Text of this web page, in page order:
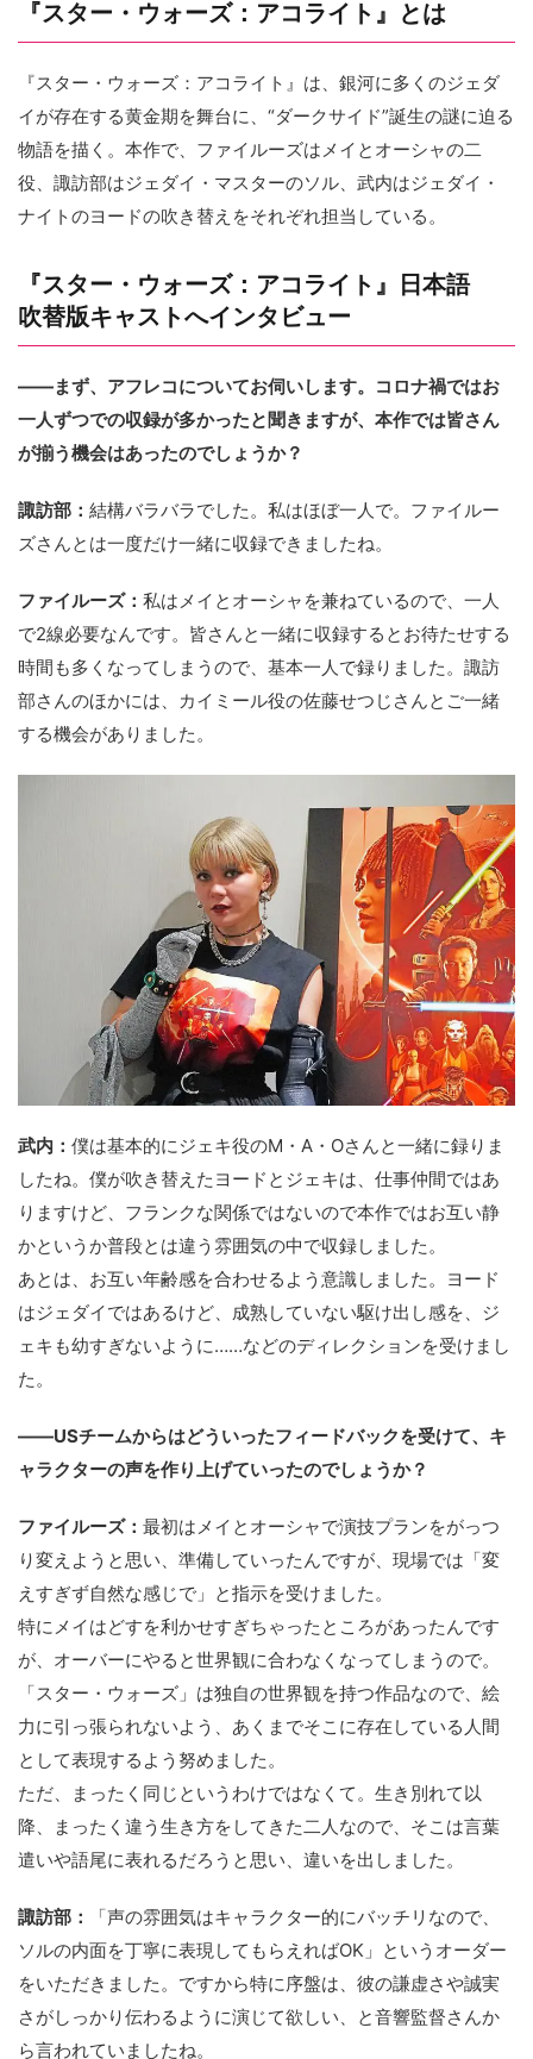
『スター・ウォーズ：アコライト』とは
『スター・ウォーズ：アコライト』は、銀河に多くのジェダ
イが存在する黄金期を舞台に、“ダークサイド”誕生の謎に迫る
物語を描く。本作で、ファイルーズはメイとオーシャの二
役、諏訪部はジェダイ・マスターのソル、武内はジェダイ・
ナイトのヨードの吹き替えをそれぞれ担当している。
『スター・ウォーズ：アコライト』日本語
吹替版キャストへインタビュー
――まず、アフレコについてお伺いします。コロナ禍ではお
一人ずつでの収録が多かったと聞きますが、本作では皆さん
が揃う機会はあったのでしょうか？
諏訪部： 結構バラバラでした。私はほぼ一人で。ファイルー
ズさんとは一度だけ一緒に収録できましたね。
ファイルーズ： 私はメイとオーシャを兼ねているので、一人
で2線必要なんです。皆さんと一緒に収録するとお待たせする
時間も多くなってしまうので、基本一人で録りました。諏訪
部さんのほかには、カイミール役の佐藤せつじさんとご一緒
する機会がありました。
武内： 僕は基本的にジェキ役のM・A・Oさんと一緒に録りま
したね。僕が吹き替えたヨードとジェキは、仕事仲間ではあ
りますけど、フランクな関係ではないので本作ではお互い静
かというか普段とは違う雰囲気の中で収録しました。
あとは、お互い年齢感を合わせるよう意識しました。ヨード
はジェダイではあるけど、成熟していない駆け出し感を、ジ
ェキも幼すぎないように……などのディレクションを受けまし
た。
――USチームからはどういったフィードバックを受けて、キ
ャラクターの声を作り上げていったのでしょうか？
ファイルーズ： 最初はメイとオーシャで演技プランをがっつ
り変えようと思い、準備していったんですが、現場では「変
えすぎず自然な感じで」と指示を受けました。
特にメイはどすを利かせすぎちゃったところがあったんです
が、オーバーにやると世界観に合わなくなってしまうので。
「スター・ウォーズ」は独自の世界観を持つ作品なので、絵
力に引っ張られないよう、あくまでそこに存在している人間
として表現するよう努めました。
ただ、まったく同じというわけではなくて。生き別れて以
降、まったく違う生き方をしてきた二人なので、そこは言葉
遣いや語尾に表れるだろうと思い、違いを出しました。
諏訪部：
「声の雰囲気はキャラクター的にバッチリなので、
ソルの内面を丁寧に表現してもらえればOK」というオーダー
をいただきました。ですから特に序盤は、彼の謙虚さや誠実
さがしっかり伝わるように演じて欲しい、と音響監督さんか
ら言われていましたね。